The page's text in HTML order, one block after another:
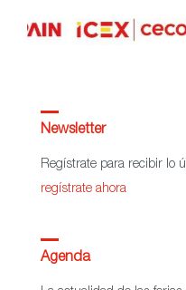
Newsletter
Regístrate para recibir lo
regístrate ahora
Agenda